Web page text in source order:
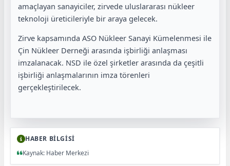
amaçlayan sanayiciler, zirvede uluslararası nükleer
teknoloji üreticileriyle bir araya gelecek.
Zirve kapsamında ASO Nükleer Sanayi Kümelenmesi ile
Çin Nükleer Derneği arasında işbirliği anlaşması
imzalanacak. NSD ile özel şirketler arasında da çeşitli
işbirliği anlaşmalarının imza törenleri
gerçekleştirilecek.
HABER BİLGİSİ
Kaynak: Haber Merkezi